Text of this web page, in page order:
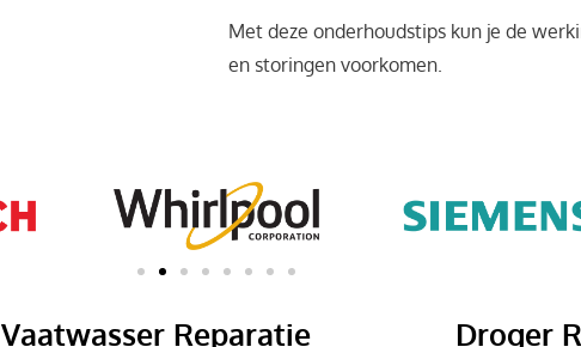
Met deze onderhoudstips kun je de
en storingen voorkomen.
Vaatwasser Reparatie Droger